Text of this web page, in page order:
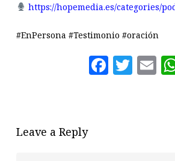
https://hopemedia.es/categories/
#EnPersona #Testimonio #oración
Leave a Reply